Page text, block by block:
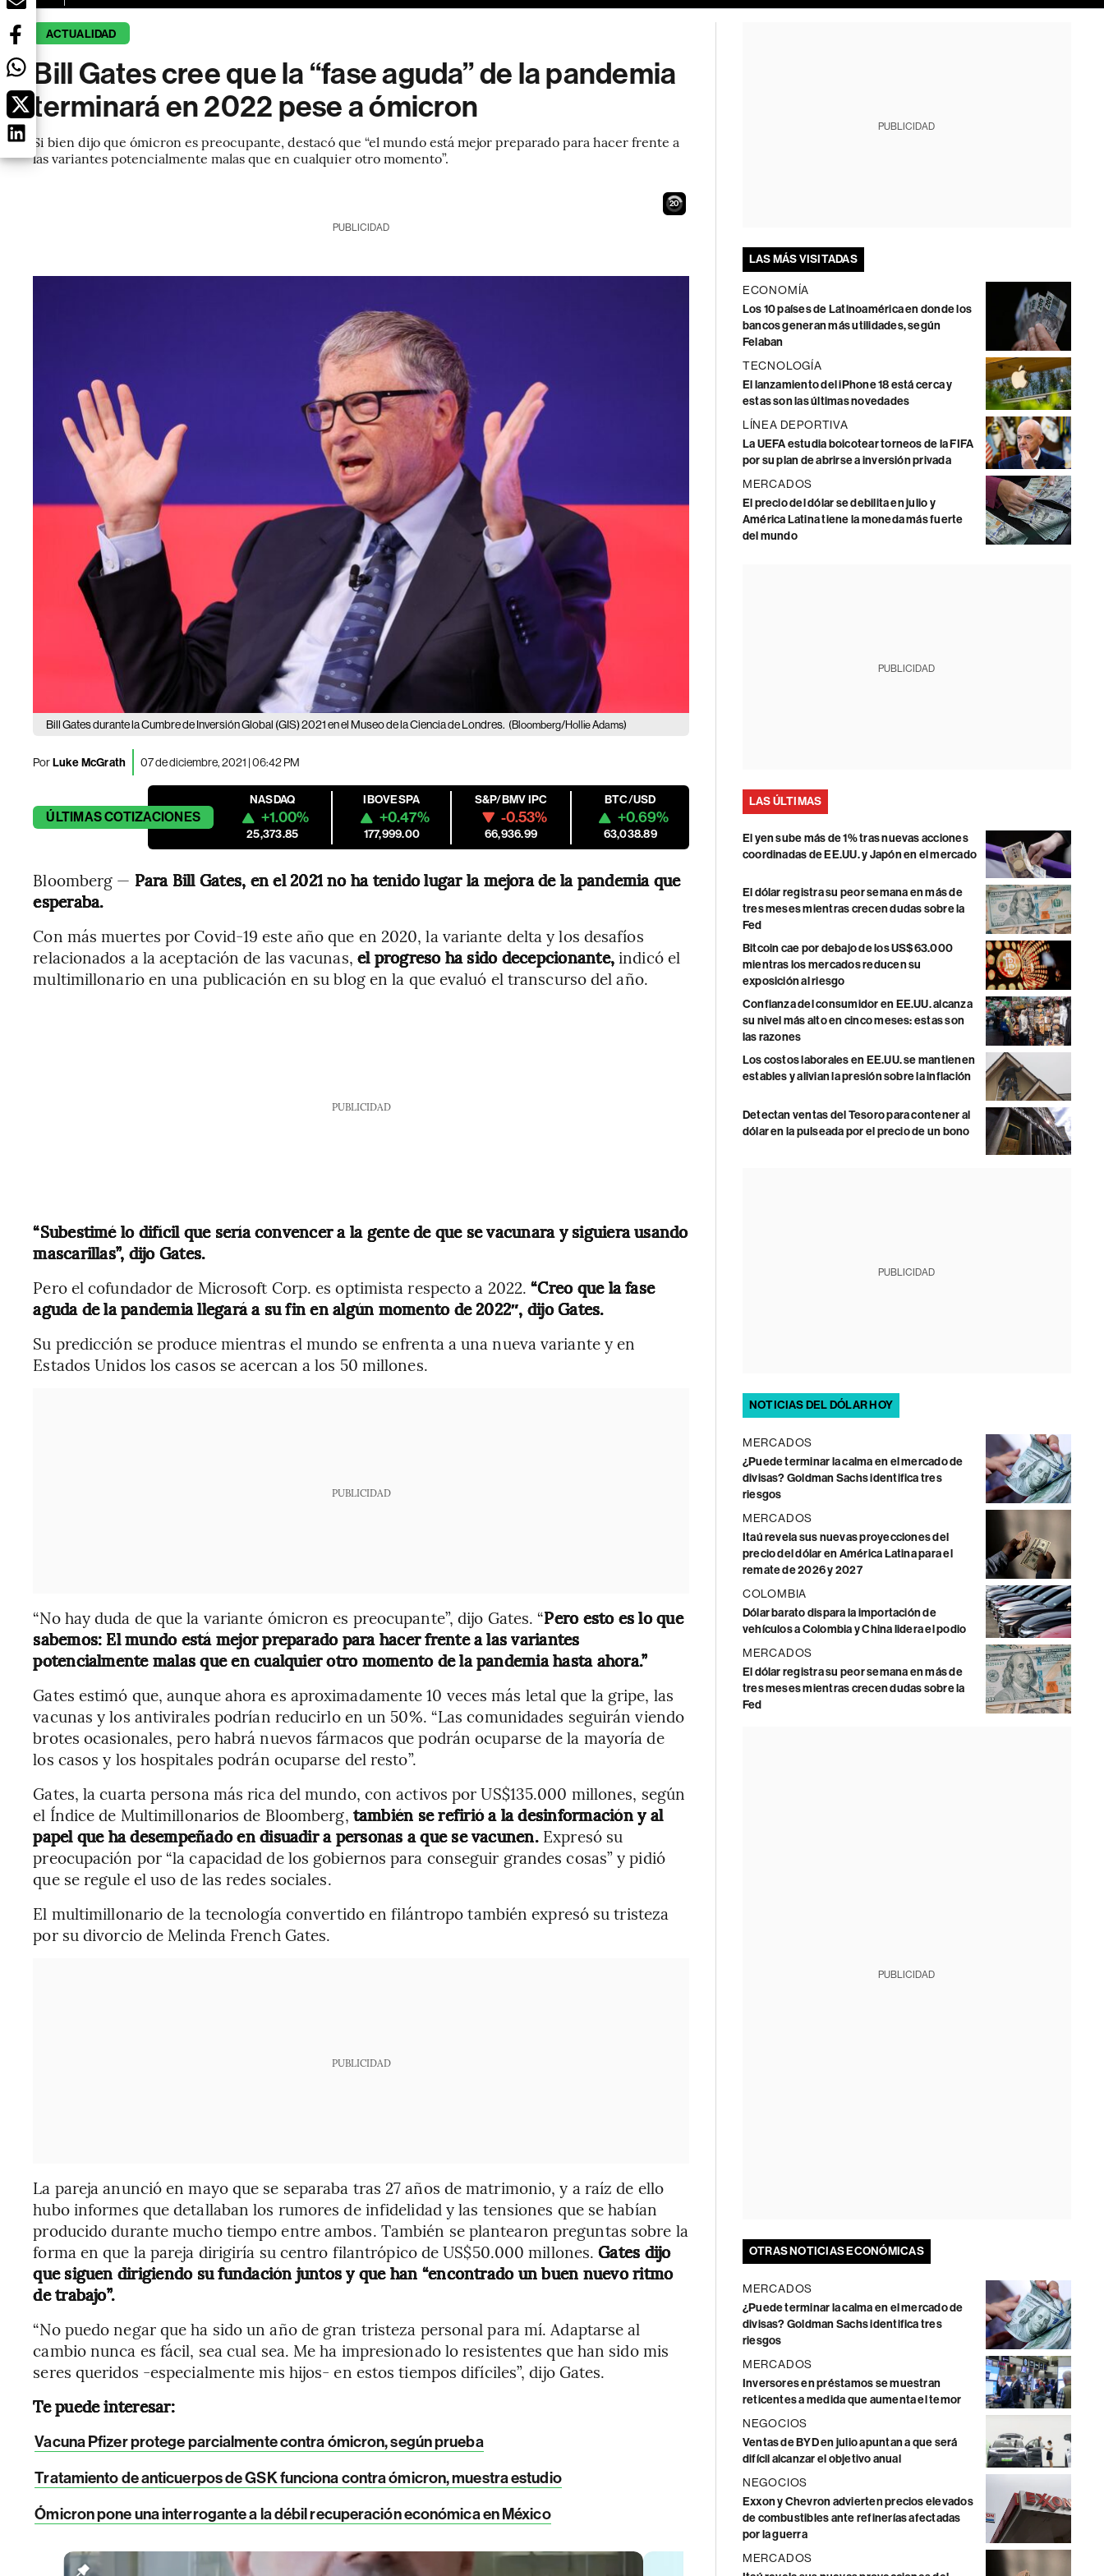
ACTUALIDAD
Bill Gates cree que la “fase aguda” de la pandemia
terminará en 2022 pese a ómicron
Si bien dijo que ómicron es preocupante, destacó que “el mundo está mejor preparado para hacer frente a
las variantes potencialmente malas que en cualquier otro momento”.
19
PUBLICIDAD
Bill Gates durante la Cumbre de Inversión Global (GIS) 2021 en el Museo de la Ciencia de Londres. (Bloomberg/Hollie Adams)
PorLuke McGrath 07 de diciembre, 2021 | 06:42 PM
ÚLTIMASCOTIZACIONES
NASDAQ
+1.00%
25,373.85
IBOVESPA
+0.47%
177,999.00
S&P/BMV IPC
-0.53%
66,936.99
BTC/USD
+0.69%
63,038.89
Bloomberg — Para Bill Gates, en el 2021 no ha tenido lugar la mejora de la pandemia que
esperaba.
Con más muertes por Covid-19 este año que en 2020, la variante delta y los desafíos
relacionados a la aceptación de las vacunas, el progreso ha sido decepcionante,indicó el
multimillonario en una publicación en su blog en la que evaluó el transcurso del año.
PUBLICIDAD
“Subestimé lo difícil que sería convencer a la gente de que se vacunara y siguiera usando
mascarillas”, dijo Gates.
Pero el cofundador de Microsoft Corp. es optimista respecto a 2022.“Creo que la fase
aguda de la pandemia llegará a su fin en algún momento de 2022″, dijo Gates.
Su predicción se produce mientras el mundo se enfrenta a una nueva variante y en
Estados Unidos los casos se acercan a los 50 millones.
PUBLICIDAD
“No hay duda de que la variante ómicron es preocupante”, dijo Gates. “Pero esto es lo que
sabemos: El mundo está mejor preparado para hacer frente a las variantes
potencialmente malas que en cualquier otro momento de la pandemia hasta ahora.”
Gates estimó que, aunque ahora es aproximadamente 10 veces más letal que la gripe, las
vacunas y los antivirales podrían reducirlo en un 50%. “Las comunidades seguirán viendo
brotes ocasionales, pero habrá nuevos fármacos que podrán ocuparse de la mayoría de
los casos y los hospitales podrán ocuparse del resto”.
Gates, la cuarta persona más rica del mundo, con activos por US$135.000 millones, según
el Índice de Multimillonarios de Bloomberg, también se refirió a la desinformación y al
papel que ha desempeñado en disuadir a personas a que se vacunen. Expresó su
preocupación por “la capacidad de los gobiernos para conseguir grandes cosas” y pidió
que se regule el uso de las redes sociales.
El multimillonario de la tecnología convertido en filántropo también expresó su tristeza
por su divorcio de Melinda French Gates.
PUBLICIDAD
La pareja anunció en mayo que se separaba tras 27 años de matrimonio, y a raíz de ello
hubo informes que detallaban los rumores de infidelidad y las tensiones que se habían
producido durante mucho tiempo entre ambos. También se plantearon preguntas sobre la
forma en que la pareja dirigiría su centro filantrópico de US$50.000 millones.Gates dijo
que siguen dirigiendo su fundación juntos y que han “encontrado un buen nuevo ritmo
de trabajo”.
“No puedo negar que ha sido un año de gran tristeza personal para mí. Adaptarse al
cambio nunca es fácil, sea cual sea. Me ha impresionado lo resistentes que han sido mis
seres queridos -especialmente mis hijos- en estos tiempos difíciles”, dijo Gates.
Te puede interesar:
Vacuna Pfizer protege parcialmente contra ómicron, según prueba
Tratamiento de anticuerpos de GSK funciona contra ómicron, muestra estudio
Ómicron pone una interrogante a la débil recuperación económica en México
PUBLICIDAD
LAS MÁS VISITADAS
ECONOMÍA
Los 10 países de Latinoamérica en donde los
bancos generan más utilidades, según
Felaban
TECNOLOGÍA
El lanzamiento del iPhone 18 está cerca y
estas son las últimas novedades
LÍNEA DEPORTIVA
La UEFA estudia boicotear torneos de la FIFA
por su plan de abrirse a inversión privada
MERCADOS
El precio del dólar se debilita en julio y
América Latina tiene la moneda más fuerte
del mundo
PUBLICIDAD
LAS ÚLTIMAS
El yen sube más de 1% tras nuevas acciones
coordinadas de EE.UU. y Japón en el mercado
El dólar registra su peor semana en más de
tres meses mientras crecen dudas sobre la
Fed
Bitcoin cae por debajo de los US$63.000
mientras los mercados reducen su
exposición al riesgo
Confianza del consumidor en EE.UU. alcanza
su nivel más alto en cinco meses: estas son
las razones
Los costos laborales en EE.UU. se mantienen
estables y alivian la presión sobre la inflación
Detectan ventas del Tesoro para contener al
dólar en la pulseada por el precio de un bono
PUBLICIDAD
NOTICIAS DEL DÓLAR HOY
MERCADOS
¿Puede terminar la calma en el mercado de
divisas? Goldman Sachs identifica tres
riesgos
MERCADOS
Itaú revela sus nuevas proyecciones del
precio del dólar en América Latina para el
remate de 2026 y 2027
COLOMBIA
Dólar barato dispara la importación de
vehículos a Colombia y China lidera el podio
MERCADOS
El dólar registra su peor semana en más de
tres meses mientras crecen dudas sobre la
Fed
PUBLICIDAD
OTRAS NOTICIAS ECONÓMICAS
MERCADOS
¿Puede terminar la calma en el mercado de
divisas? Goldman Sachs identifica tres
riesgos
MERCADOS
Inversores en préstamos se muestran
reticentes a medida que aumenta el temor
NEGOCIOS
Ventas de BYD en julio apuntan a que será
difícil alcanzar el objetivo anual
NEGOCIOS
Exxon y Chevron advierten precios elevados
de combustibles ante refinerías afectadas
por la guerra
MERCADOS